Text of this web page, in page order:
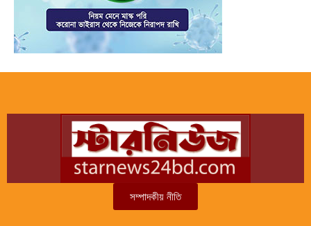
সম্পাদকীয় নীতি